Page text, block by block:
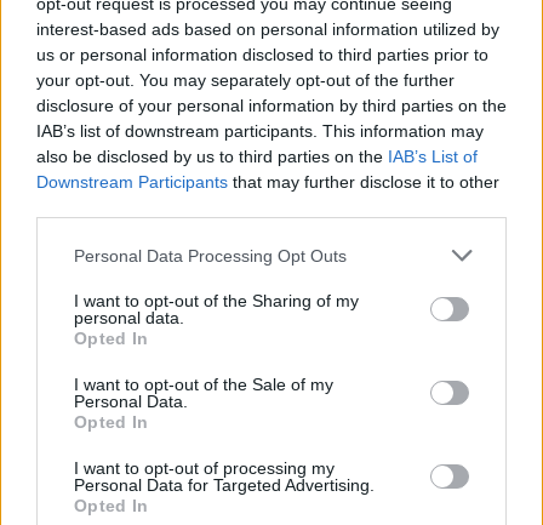
interest-based ads based on personal information utilized by
us or personal information disclosed to third parties prior to
your opt-out. You may separately opt-out of the further
disclosure of your personal information by third parties on the
IAB’s list of downstream participants. This information may
also be disclosed by us to third parties on the IAB’s List of
Downstream Participants that may further disclose it to other
Please note that this website/app uses one or more Google
not limited to your visit or usage behaviour. You may click to
grant or deny consent to Google and its third-party tags to
use your data for below specified purposes in below Google
consent section.
Personal Data Processing Opt Outs
I want to opt-out of the Sharing of my
personal data.
Opted In
I want to opt-out of the Sale of my
Personal Data.
Opted In
I want to opt-out of processing my
Personal Data for Targeted Advertising.
Opted In
A stucc egy csúf madár, a tojása viszont jóízű, és ami
fontosabb, nagy. Ha strucctojás rántottára támad
kedvünk, óvatosan törjük fel, a kemény héj később